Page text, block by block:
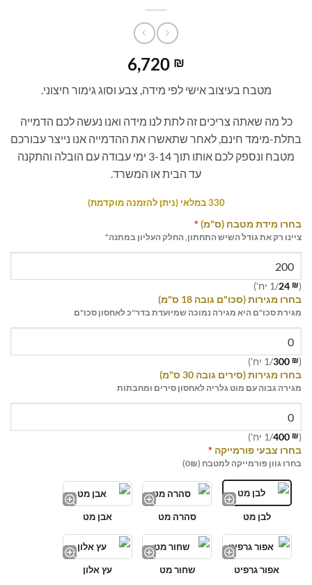
6,720 ₪
מטבח בעיצוב אישי לפי מידה, צבע וסוג גימור חיצוני.
כל מה שאתה צריכים זה לתת לנו מידה ואנו נעשה לכם הדמייה
בתלת-מימד חינם, לאחר שתאשרו את ההדמייה אנו נייצר עבורכם
מטבח ונספק לכם אותו תוך 3-14 ימי עבודה עם הובלה והתקנה
עד הבית או המשרד.
330 במלאי (ניתן להזמנה מוקדמת)
בחרו מידת מטבח (ס"מ) *
ציינו רק את גודל השיש התחתון, החלק העליון במתנה*
(
24 ₪
/1 יח')
בחרו מגירות (סכו"ם גובה 18 ס"מ)
מגירת סכו"ם היא מגירה נמוכה שמיועדת בדר"כ לאחסון סכו"ם
(
300 ₪
/1 יח')
בחרו מגירות (סירים גובה 30 ס"מ)
מגירה גבוה עם מוט גלריה לאחסון סירים ומחבתות
(
400 ₪
/1 יח')
בחרו צבעי פורמייקה *
בחרו גוון פורמייקה למטבח (0₪)
לבן מט סהרה מט אבן מט
אפור גרפיט שחור מט עץ אלון